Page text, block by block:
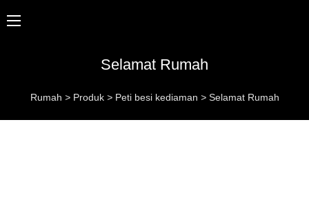
Selamat Rumah
Rumah > Produk > Peti besi kediaman > Selamat Rumah